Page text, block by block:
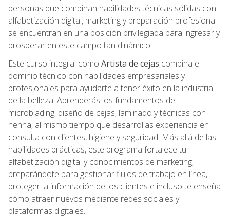
personas que combinan habilidades técnicas sólidas con
alfabetización digital, marketing y preparación profesional
se encuentran en una posición privilegiada para ingresar y
prosperar en este campo tan dinámico.
Este curso integral como Artista de cejas combina el
dominio técnico con habilidades empresariales y
profesionales para ayudarte a tener éxito en la industria
de la belleza. Aprenderás los fundamentos del
microblading, diseño de cejas, laminado y técnicas con
henna, al mismo tiempo que desarrollas experiencia en
consulta con clientes, higiene y seguridad. Más allá de las
habilidades prácticas, este programa fortalece tu
alfabetización digital y conocimientos de marketing,
preparándote para gestionar flujos de trabajo en línea,
proteger la información de los clientes e incluso te enseña
cómo atraer nuevos mediante redes sociales y
plataformas digitales.